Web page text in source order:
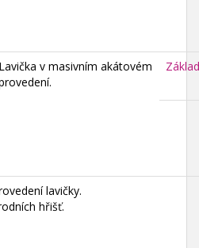
Lavička v masivním akátovém
lavičky.
hřišť.